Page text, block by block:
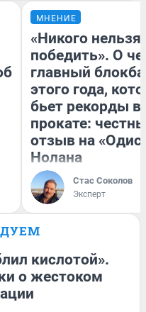
МНЕНИЕ
«Никого нельзя
победить». О
главный
этого года,
бьет рекорды в
прокате:
отзыв на
Нолана
Стас Соколов
Эксперт
кислотой».
о жестоком